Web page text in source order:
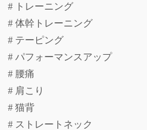
# トレーニング
# 体幹トレーニング
# テーピング
# パフォーマンスアップ
# 腰痛
# 肩こり
# 猫背
# ストレートネック